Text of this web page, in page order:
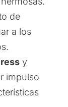
de
a los
y
impulso